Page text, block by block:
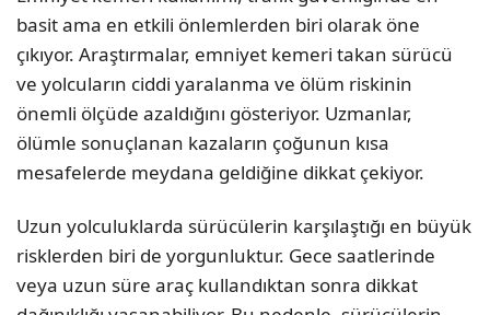
basit ama en etkili önlemlerden biri olarak öne
çıkıyor. Araştırmalar, emniyet kemeri takan sürücü
ve yolcuların ciddi yaralanma ve ölüm riskinin
önemli ölçüde azaldığını gösteriyor. Uzmanlar,
ölümle sonuçlanan kazaların çoğunun kısa
mesafelerde meydana geldiğine dikkat çekiyor.
Uzun yolculuklarda sürücülerin karşılaştığı en büyük
risklerden biri de yorgunluktur. Gece saatlerinde
veya uzun süre araç kullandıktan sonra dikkat